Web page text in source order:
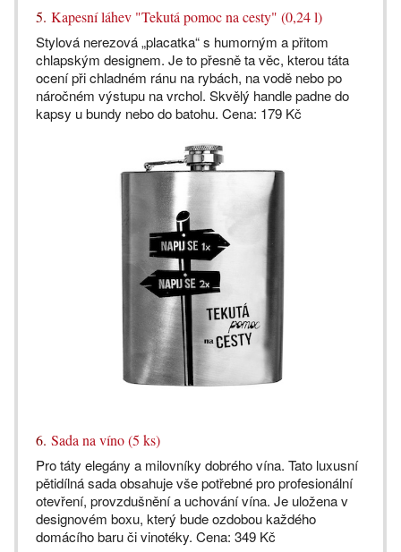
5. Kapesní láhev "Tekutá pomoc na cesty" (0,24 l)
Stylová nerezová „placatka“ s humorným a přitom
chlapským designem. Je to přesně ta věc, kterou táta
ocení při chladném ránu na rybách, na vodě nebo po
náročném výstupu na vrchol. Skvělý handle padne do
kapsy u bundy nebo do batohu. Cena: 179 Kč
6. Sada na víno (5 ks)
Pro táty elegány a milovníky dobrého vína. Tato luxusní
pětidílná sada obsahuje vše potřebné pro profesionální
otevření, provzdušnění a uchování vína. Je uložena v
designovém boxu, který bude ozdobou každého
domácího baru či vinotéky. Cena: 349 Kč